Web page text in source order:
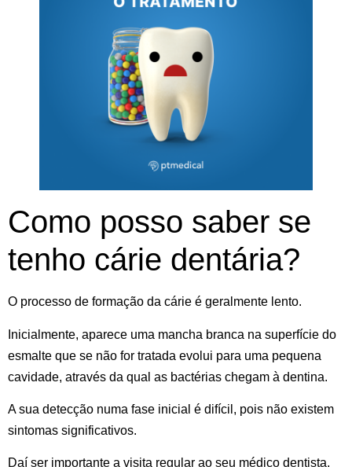
Como posso saber se
tenho cárie dentária?
O processo de formação da cárie é geralmente lento.
Inicialmente, aparece uma mancha branca na superfície do
esmalte que se não for tratada evolui para uma pequena
cavidade, através da qual as bactérias chegam à dentina.
A sua detecção numa fase inicial é difícil, pois não existem
sintomas significativos.
Daí ser importante a visita regular ao seu médico dentista,